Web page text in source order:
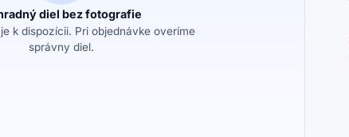
diel bez fotografie
k dispozícii. Pri objednávke overíme
správny diel.